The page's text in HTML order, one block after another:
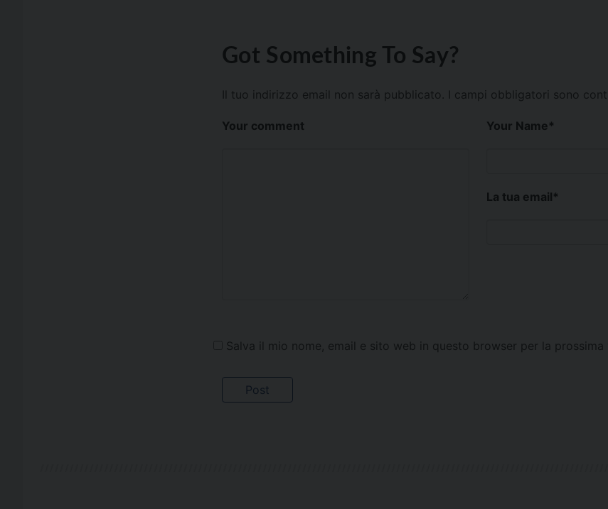
Got Something To Say?
Il tuo indirizzo email non sarà pubblicato. I campi obbligatori sono
Your comment Your Name*
La tua email*
Salva il mio nome, email e sito web in questo browser per la prossima